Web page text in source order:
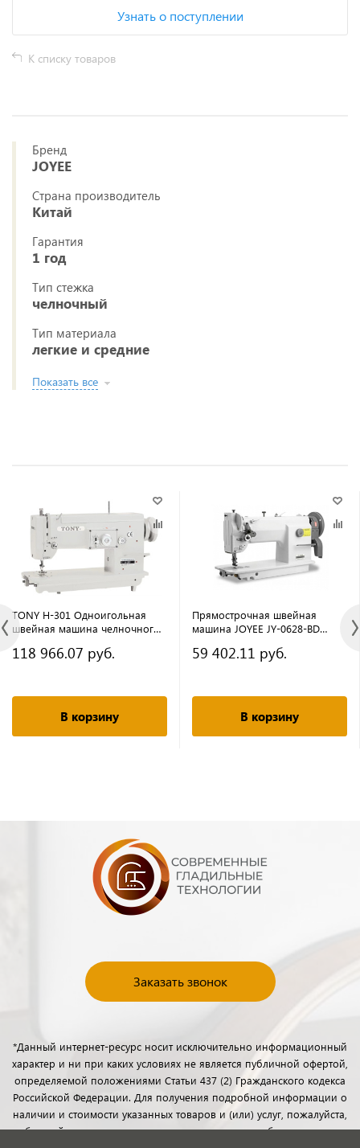
Узнать о поступлении
К списку товаров
Бренд
JOYEE
Страна производитель
Китай
Гарантия
1 год
Тип стежка
челночный
Тип материала
легкие и средние
Показать все
TONY H-301 Одноигольная
швейная машина челночного
118 966.07 руб.
В корзину
Прямострочная швейная
машина JOYEE JY-0628-BD
59 402.11 руб.
В корзину
Заказать звонок
*Данный интернет-ресурс носит исключительно информационный
характер и ни при каких условиях не является публичной офертой,
определяемой положениями Статьи 437 (2) Гражданского кодекса
Российской Федерации. Для получения подробной информации о
наличии и стоимости указанных товаров и (или) услуг, пожалуйста,
обращайтесь к менеджерам отдела клиентского обслуживания с